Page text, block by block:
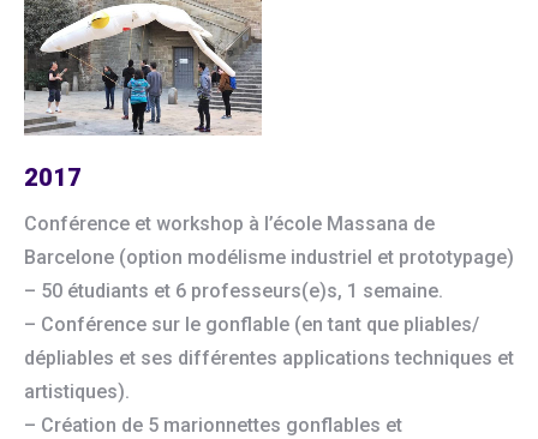
2017
Conférence et workshop à l’école Massana de
Barcelone (option modélisme industriel et prototypage)
– 50 étudiants et 6 professeurs(e)s, 1 semaine.
– Conférence sur le gonflable (en tant que pliables/
dépliables et ses différentes applications techniques et
artistiques).
– Création de 5 marionnettes gonflables et